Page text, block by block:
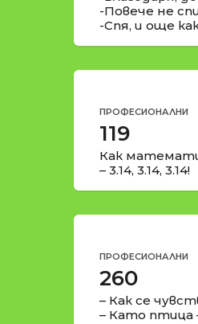
-Повече не
-Спя, и още
ПРОФЕСИОНАЛНИ
119
Как
– 3.14, 3.14, 3.14!
ПРОФЕСИОНАЛНИ
260
– Как се
– Като птица